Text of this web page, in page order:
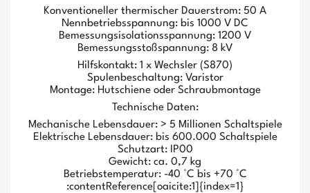
Konventioneller thermischer Dauerstrom: 50 A
Nennbetriebsspannung: bis 1000 V DC
Bemessungsisolationsspannung: 1200 V
Bemessungsstoßspannung: 8 kV
Hilfskontakt: 1 x Wechsler (S870)
Spulenbeschaltung: Varistor
Montage: Hutschiene oder Schraubmontage
Technische Daten:
Mechanische Lebensdauer: > 5 Millionen Schaltspiele
Elektrische Lebensdauer: bis 600.000 Schaltspiele
Schutzart: IP00
Gewicht: ca. 0,7 kg
Betriebstemperatur: -40 °C bis +70 °C
:contentReference[oaicite:1]{index=1}